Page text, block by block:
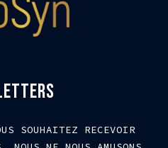
SOUHAITEZ RECEVOIR